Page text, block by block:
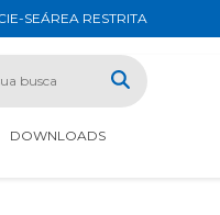
SEÁREA RESTRITA
DOWNLOADS